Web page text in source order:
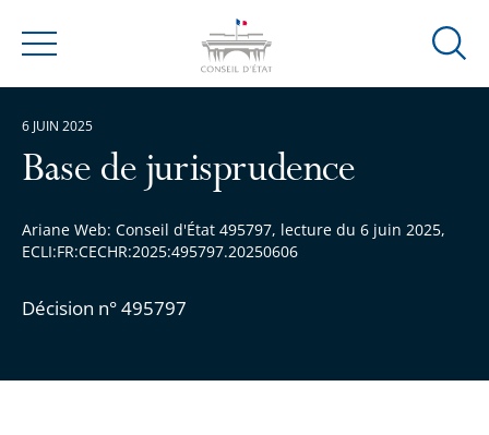
Menu
Ouvrir
Base de jurisprudence
Ariane Web: Conseil d'État 495797, lecture du 6 juin 2025,
ECLI:FR:CECHR:2025:495797.20250606
Décision n° 495797
6 JUIN 2025